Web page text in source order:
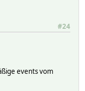
26.11.2024 -
DuofernKepler
off
off
off
on
off
#24
events vom